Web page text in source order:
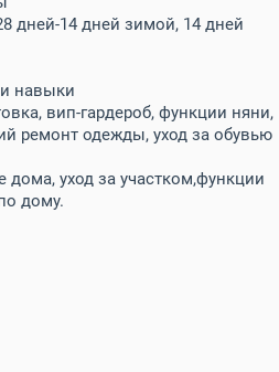
дней-14 дней зимой, 14 дней
навыки
вип-гардероб, функции няни,
ремонт одежды, уход за обувью
уход за участком,функции
дому.